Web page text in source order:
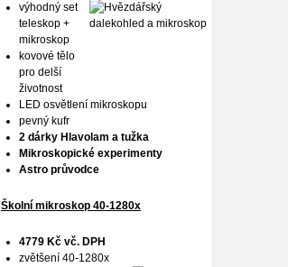
výhodný set
teleskop +
mikroskop
kovové tělo
pro delší
životnost
LED osvětlení mikroskopu
pevný kufr
2 dárky Hlavolam a tužka
Mikroskopické experimenty
Astro průvodce
Školní mikroskop 40-1280x
4779 Kč vč. DPH
zvětšení 40-1280x